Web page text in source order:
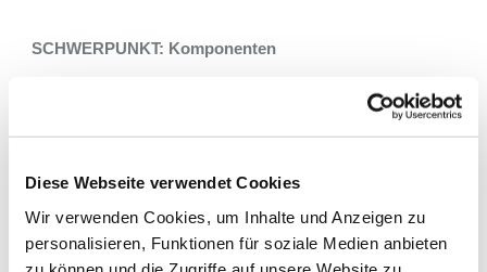
Diese Webseite verwendet Cookies
Wir verwenden Cookies, um Inhalte und Anzeigen zu
personalisieren, Funktionen für soziale Medien anbieten
SCHWERPUNKT: Komponenten
und Rohrleitungsschwingungen in einem
Abwasserwerk
Dämpfung pumpeninduzierter Druckpulsationen